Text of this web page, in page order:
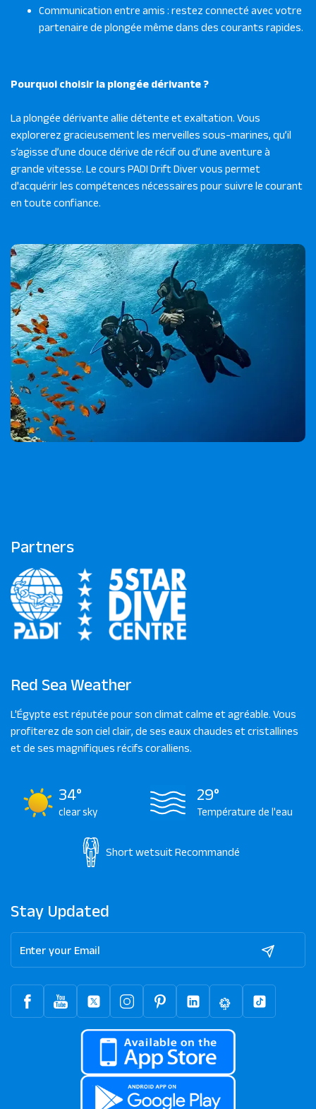
Communication entre amis : restez connecté avec votre
partenaire de plongée même dans des courants rapides.
Pourquoi choisir la plongée dérivante ?
La plongée dérivante allie détente et exaltation. Vous
explorerez gracieusement les merveilles sous-marines, qu’il
s’agisse d’une douce dérive de récif ou d’une aventure à
grande vitesse. Le cours PADI Drift Diver vous permet
d'acquérir les compétences nécessaires pour suivre le courant
en toute confiance.
Partners
Red Sea Weather
L'Égypte est réputée pour son climat calme et agréable. Vous
profiterez de son ciel clair, de ses eaux chaudes et cristallines
et de ses magnifiques récifs coralliens.
34°
clear sky
29°
Température de l'eau
Short wetsuitRecommandé
Stay Updated